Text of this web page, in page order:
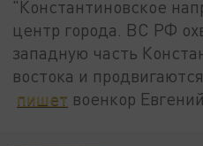
"Константиновское
центр города. ВС РФ
западную часть
востока и
пишет военкор